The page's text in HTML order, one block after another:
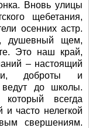
Вновь улицы
щебетания,
осенних астр.
душевный щем,
Это наш край,
– настоящий
доброты и
ведут до школы.
всегда
и часто нелегкой
свершениям.